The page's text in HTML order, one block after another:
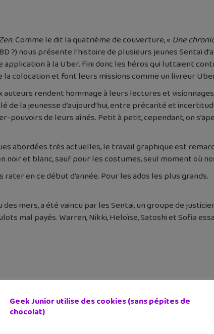
. Comme le dit la quatrième de couverture, « Une
?) nous présente l’histoire de plusieurs jeunes Sentaï
à la Uber. Fini donc les héros qui luttaient
colocation et font leurs missions comme un livreur
rendent hommage à leurs lectures et visionnages
de la jeunesse d’aujourd’hui, entre précarité et
pouvoirs de leurs aînés. Petit à petit, cependant, on
abordées très actuelles, le travail graphique est
noir et blanc, sauf pour les costumes, seul moment où
en ce début d’année. Pour les ados les plus grands.
mers, a été vaincu par les Sentai, un groupe de
mal payés. Warren, Nikki, Heloïse, Satoshi et Sofia
Geek Junior utilise des cookies (sans pépites de
chocolat)